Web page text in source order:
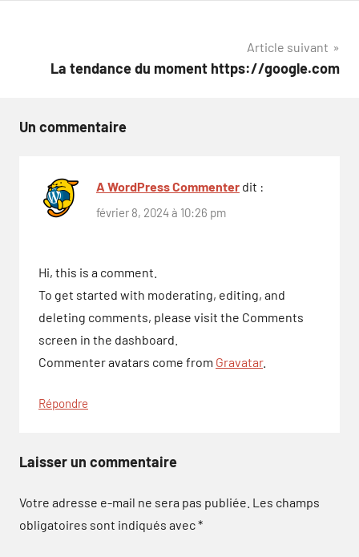
Article suivant
La tendance du moment https://google.com
Un commentaire
A WordPress Commenter dit :
février 8, 2024 à 10:26 pm
Hi, this is a comment.
To get started with moderating, editing, and
deleting comments, please visit the Comments
screen in the dashboard.
Commenter avatars come from Gravatar.
Répondre
Laisser un commentaire
Votre adresse e-mail ne sera pas publiée. Les champs
obligatoires sont indiqués avec*